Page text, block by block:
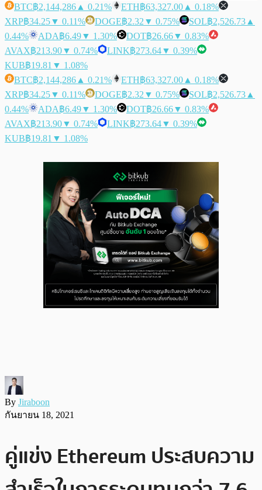
BTC฿2,144,286 ▲ 0.21% ETH฿63,327.00 ▲ 0.18%
XRP฿34.25▼ 0.11% DOGE฿2.32 ▼ 0.75% SOL฿2,526.73 ▲
0.44%
ADA฿6.49▼ 1.30% DOT฿26.66▼ 0.83%
AVAX฿213.90▼ 0.74% LINK฿273.64▼ 0.39%
KUB฿19.81 ▼ 1.08%
BTC฿2,144,286 ▲ 0.21% ETH฿63,327.00 ▲ 0.18%
XRP฿34.25▼ 0.11% DOGE฿2.32 ▼ 0.75% SOL฿2,526.73 ▲
0.44%
ADA฿6.49▼ 1.30% DOT฿26.66▼ 0.83%
AVAX฿213.90▼ 0.74% LINK฿273.64▼ 0.39%
KUB฿19.81 ▼ 1.08%
By Jiraboon
กันยายน 18, 2021
คู่แข่ง Ethereum ประสบความ